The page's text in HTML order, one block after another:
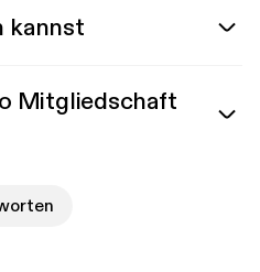
kannst
Mitgliedschaft